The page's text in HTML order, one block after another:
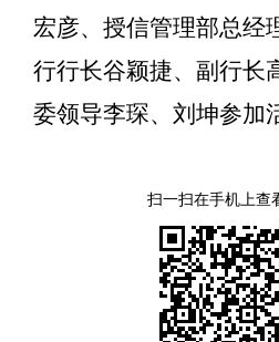
宏彦、授信管理部总经
行行长谷颖捷、副行长
委领导李琛、刘坤参加
扫一扫在手机上查